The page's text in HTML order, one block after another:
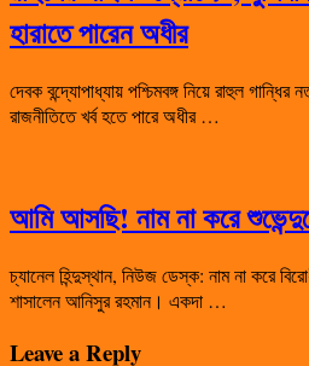
হারাতে পারেন অধীর
দেবক বন্দ্যোপাধ্যায় পশ্চিমবঙ্গ নিয়ে রাহুল গান্ধির
রাজনীতিতে খর্ব হতে পারে অধীর …
আমি আসছি! নাম না করে
চ্যানেল হিন্দুস্থান, নিউজ ডেস্ক: নাম না করে
শাসালেন আনিসুর রহমান। একদা …
Leave a Reply